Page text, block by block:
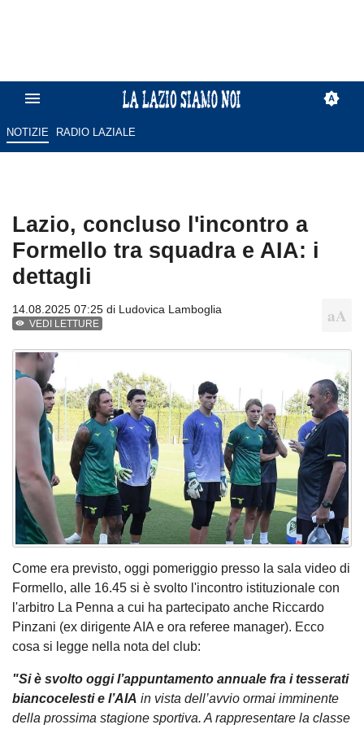
NOTIZIE RADIO LAZIALE
Lazio, concluso l'incontro a
Formello tra squadra e AIA: i
dettagli
14.08.2025 07:25 di Ludovica Lamboglia
VEDI LETTURE
Come era previsto, oggi pomeriggio presso la sala video di
Formello, alle 16.45 si è svolto l'incontro istituzionale con
l'arbitro La Penna a cui ha partecipato anche Riccardo
Pinzani (ex dirigente AIA e ora referee manager). Ecco
cosa si legge nella nota del club:
"Si è svolto oggi l’appuntamento annuale fra i tesserati
biancocelesti e l’AIA in vista dell’avvio ormai imminente
della prossima stagione sportiva. A rappresentare la classe